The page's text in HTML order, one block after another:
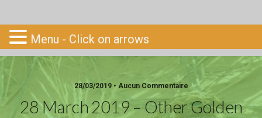
Go-South
28/03/2019 • Aucun Commentaire
28 March 2019 – Other Golden
Menu - Click on arrows